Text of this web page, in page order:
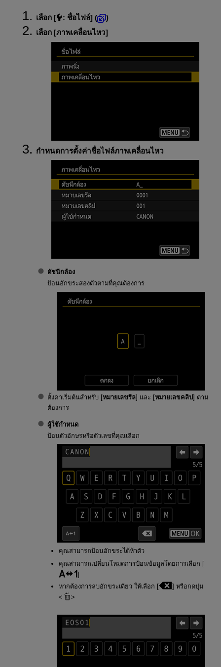
เลือก [ : ชื่อไฟล์] (
)
เลือก [ภาพเคลื่อนไหว]
กำหนดการตั้งค่าชื่อไฟล์ภาพเคลื่อนไหว
ดัชนีกล้อง
ป้อนอักขระสองตัวตามที่คุณต้องการ
ตั้งค่าเริ่มต้นสำหรับ [หมายเลขรีล] และ [หมายเลขคลิป] ตาม
ต้องการ
ผู้ใช้กำหนด
ป้อนตัวอักษรหรือตัวเลขที่คุณเลือก
คุณสามารถป้อนอักขระได้ห้าตัว
คุณสามารถเปลี่ยนโหมดการป้อนข้อมูลโดยการเลือก [
]
หากต้องการลบอักขระเดียว ให้เลือก [
] หรือกดปุ่ม